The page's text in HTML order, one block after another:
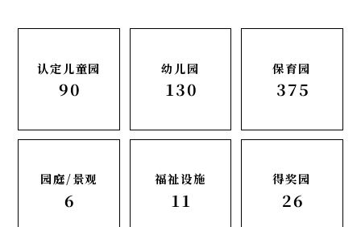
认定儿童园
90
幼儿园
130
保育园
375
园庭/景观
6
福祉设施
11
得奖园
26